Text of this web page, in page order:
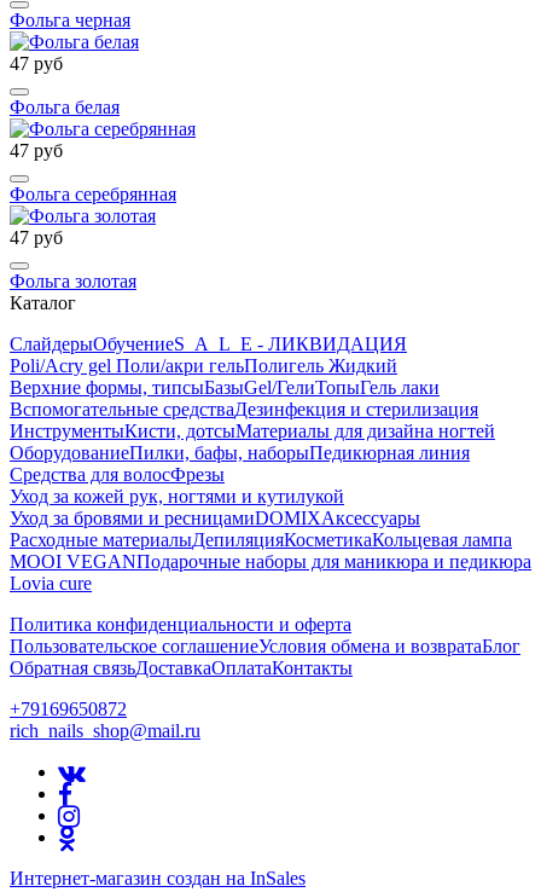
Фольга черная
47 руб
Фольга белая
47 руб
Фольга серебрянная
47 руб
Фольга золотая
Каталог
СлайдерыОбучениеS_A_L_E - ЛИКВИДАЦИЯ
Poli/Acry gel Поли/акри гельПолигель Жидкий
Верхние формы, типсыБазыGel/ГелиТопыГель лаки
Вспомогательные средстваДезинфекция и стерилизация
ИнструментыКисти, дотсыМатериалы для дизайна ногтей
ОборудованиеПилки, бафы, наборыПедикюрная линия
Средства для волосФрезы
Уход за кожей рук, ногтями и кутилукой
Уход за бровями и ресницамиDOMIXАксессуары
Расходные материалыДепиляцияКосметикаКольцевая лампа
MOOI VEGANПодарочные наборы для маникюра и педикюра
Lovia cure
Политика конфиденциальности и оферта
Пользовательское соглашениеУсловия обмена и возвратаБлог
Обратная связьДоставкаОплатаКонтакты
+79169650872
rich_nails_shop@mail.ru
Интернет-магазин создан на InSales